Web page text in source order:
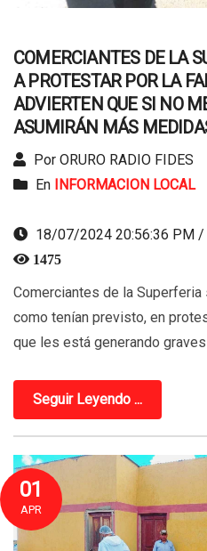
COMERCIANTES DE LA
A PROTESTAR POR LA
ADVIERTEN QUE SI NO
ASUMIRÁN MÁS
Por ORURO RADIO FIDES
En INFORMACION LOCAL
18/07/2024 20:56:36 PM /
1475
Comerciantes de la
como tenían previsto, en
que les está generando
Seguir Leyendo ...
01
APR